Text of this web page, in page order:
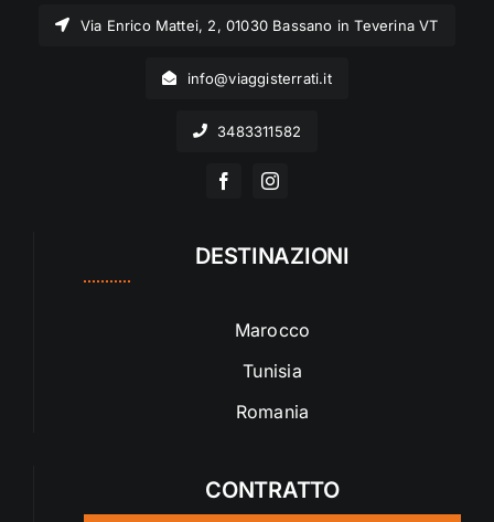
Via Enrico Mattei, 2, 01030 Bassano in Teverina VT
info@viaggisterrati.it
3483311582
DESTINAZIONI
Marocco
Tunisia
Romania
CONTRATTO